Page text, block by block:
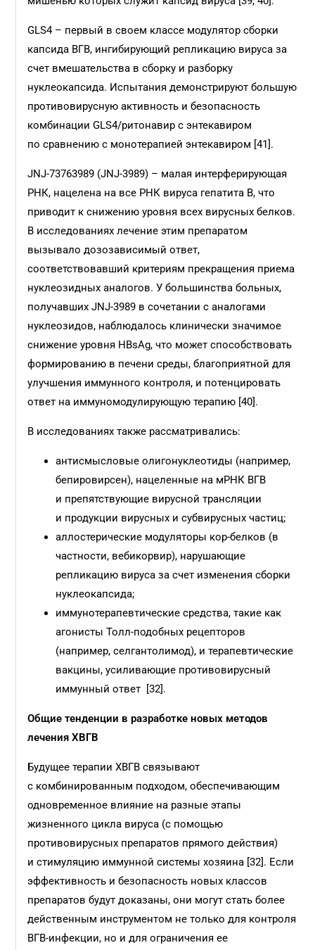
GLS4 – первый в своем классе модулятор сборки
капсида ВГВ, ингибирующий репликацию вируса за
счет вмешательства в сборку и разборку
нуклеокапсида. Испытания демонстрируют большую
противовирусную активность и безопасность
комбинации GLS4/ритонавир с энтекавиром
по сравнению с монотерапией энтекавиром [41].
JNJ-73763989 (JNJ-3989) – малая интерферирующая
РНК, нацелена на все РНК вируса гепатита B, что
приводит к снижению уровня всех вирусных белков.
В исследованиях лечение этим препаратом
вызывало дозозависимый ответ,
соответствовавший критериям прекращения приема
нуклеозидных аналогов. У большинства больных,
получавших JNJ-3989 в сочетании с аналогами
нуклеозидов, наблюдалось клинически значимое
снижение уровня HBsAg, что может способствовать
формированию в печени среды, благоприятной для
улучшения иммунного контроля, и потенцировать
ответ на иммуномодулирующую терапию [40].
В исследованиях также рассматривались:
антисмысловые олигонуклеотиды (например,
бепировирсен), нацеленные на мРНК ВГВ
и препятствующие вирусной трансляции
и продукции вирусных и субвирусных частиц;
аллостерические модуляторы кор-белков (в
частности, вебикорвир), нарушающие
репликацию вируса за счет изменения сборки
нуклеокапсида;
иммунотерапевтические средства, такие как
агонисты Толл-подобных рецепторов
(например, селгантолимод), и терапевтические
вакцины, усиливающие противовирусный
иммунный ответ [32].
Общие тенденции в разработке новых методов
лечения ХВГВ
Будущее терапии ХВГВ связывают
с комбинированным подходом, обеспечивающим
одновременное влияние на разные этапы
жизненного цикла вируса (с помощью
противовирусных препаратов прямого действия)
и стимуляцию иммунной системы хозяина [32]. Если
эффективность и безопасность новых классов
препаратов будут доказаны, они могут стать более
действенным инструментом не только для контроля
ВГВ-инфекции, но и для ограничения ее